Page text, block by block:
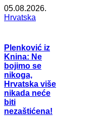
05.08.2026.
Hrvatska
Plenković iz
Knina: Ne
bojimo se
nikoga,
Hrvatska više
nikada neće
biti
nezaštićena!